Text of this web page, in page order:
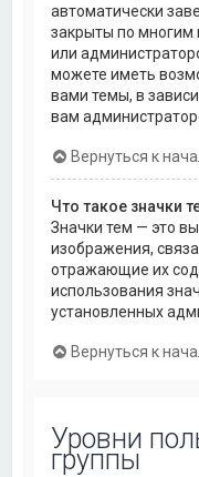
автоматически
закрыты по
или
можете иметь
вами темы, в
вам
Вернуться к
Что такое значки
Значки тем — это
изображения,
отражающие их
использования
установленных
Вернуться к
Уровни
группы